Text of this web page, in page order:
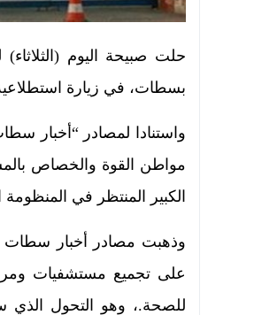
حلت صبيحة اليوم
بسطات، في زيارة
واستنادا لمصادر “أخبار
مواطن القوة والخصاص
الكبير المنتظر في
وذهبت مصادر أخبار سطات
على تجميع مستشفيات
للصحة.، وهو التحول الذي